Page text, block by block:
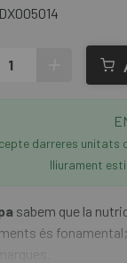
DX005014
darreres unitats
lliurament
sabem que la
és